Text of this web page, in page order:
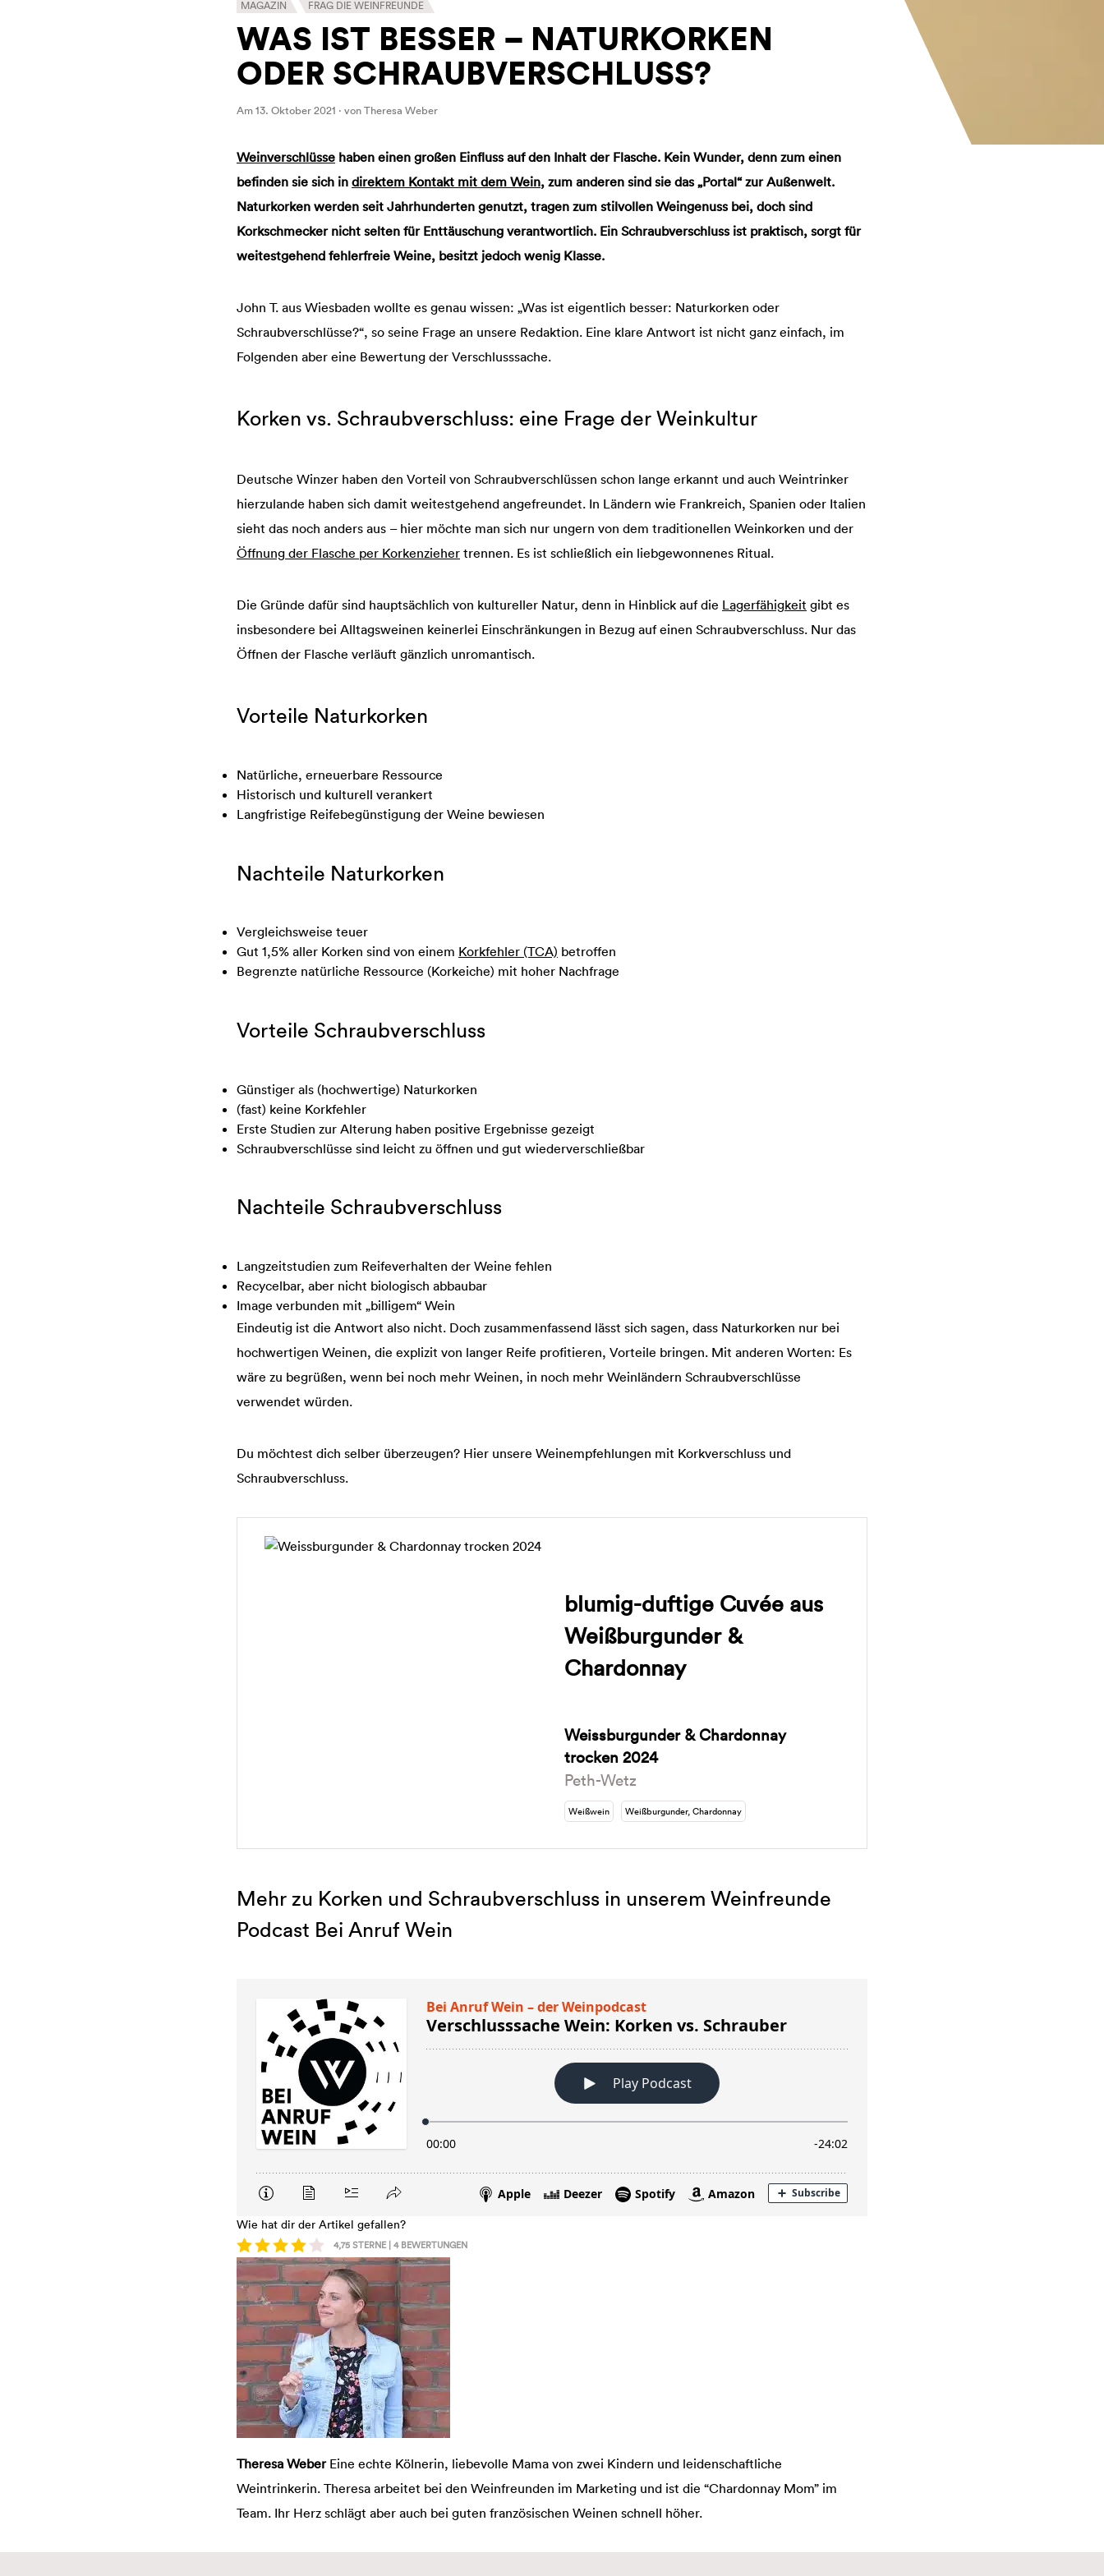
MAGAZIN FRAG DIE WEINFREUNDE
WAS IST BESSER – NATURKORKEN
ODER SCHRAUBVERSCHLUSS?
Am 13. Oktober 2021 · von Theresa Weber
Weinverschlüsse haben einen großen Einfluss auf den Inhalt der Flasche. Kein Wunder, denn zum einen
befinden sie sich in direktem Kontakt mit dem Wein, zum anderen sind sie das „Portal“ zur Außenwelt.
Naturkorken werden seit Jahrhunderten genutzt, tragen zum stilvollen Weingenuss bei, doch sind
Korkschmecker nicht selten für Enttäuschung verantwortlich. Ein Schraubverschluss ist praktisch, sorgt für
weitestgehend fehlerfreie Weine, besitzt jedoch wenig Klasse.
John T. aus Wiesbaden wollte es genau wissen: „Was ist eigentlich besser: Naturkorken oder
Schraubverschlüsse?“, so seine Frage an unsere Redaktion. Eine klare Antwort ist nicht ganz einfach, im
Folgenden aber eine Bewertung der Verschlusssache.
Korken vs. Schraubverschluss: eine Frage der Weinkultur
Deutsche Winzer haben den Vorteil von Schraubverschlüssen schon lange erkannt und auch Weintrinker
hierzulande haben sich damit weitestgehend angefreundet. In Ländern wie Frankreich, Spanien oder Italien
sieht das noch anders aus – hier möchte man sich nur ungern von dem traditionellen Weinkorken und der
Öffnung der Flasche per Korkenzieher trennen. Es ist schließlich ein liebgewonnenes Ritual.
Die Gründe dafür sind hauptsächlich von kultureller Natur, denn in Hinblick auf die Lagerfähigkeit gibt es
insbesondere bei Alltagsweinen keinerlei Einschränkungen in Bezug auf einen Schraubverschluss. Nur das
Öffnen der Flasche verläuft gänzlich unromantisch.
Vorteile Naturkorken
Natürliche, erneuerbare Ressource
Historisch und kulturell verankert
Langfristige Reifebegünstigung der Weine bewiesen
Nachteile Naturkorken
Vergleichsweise teuer
Gut 1,5% aller Korken sind von einem Korkfehler (TCA) betroffen
Begrenzte natürliche Ressource (Korkeiche) mit hoher Nachfrage
Vorteile Schraubverschluss
Günstiger als (hochwertige) Naturkorken
(fast) keine Korkfehler
Erste Studien zur Alterung haben positive Ergebnisse gezeigt
Schraubverschlüsse sind leicht zu öffnen und gut wiederverschließbar
Nachteile Schraubverschluss
Langzeitstudien zum Reifeverhalten der Weine fehlen
Recycelbar, aber nicht biologisch abbaubar
Image verbunden mit „billigem“ Wein
Eindeutig ist die Antwort also nicht. Doch zusammenfassend lässt sich sagen, dass Naturkorken nur bei
hochwertigen Weinen, die explizit von langer Reife profitieren, Vorteile bringen. Mit anderen Worten: Es
wäre zu begrüßen, wenn bei noch mehr Weinen, in noch mehr Weinländern Schraubverschlüsse
verwendet würden.
Du möchtest dich selber überzeugen? Hier unsere Weinempfehlungen mit Korkverschluss und
Schraubverschluss.
blumig-duftige Cuvée aus
Weißburgunder &
Chardonnay
Weissburgunder & Chardonnay
trocken 2024
Peth-Wetz
Weißwein Weißburgunder, Chardonnay
Mehr zu Korken und Schraubverschluss in unserem Weinfreunde
Podcast Bei Anruf Wein
Wie hat dir der Artikel gefallen?
4,75STERNE | 4BEWERTUNGEN
Theresa Weber Eine echte Kölnerin, liebevolle Mama von zwei Kindern und leidenschaftliche
Weintrinkerin. Theresa arbeitet bei den Weinfreunden im Marketing und ist die “Chardonnay Mom” im
Team. Ihr Herz schlägt aber auch bei guten französischen Weinen schnell höher.